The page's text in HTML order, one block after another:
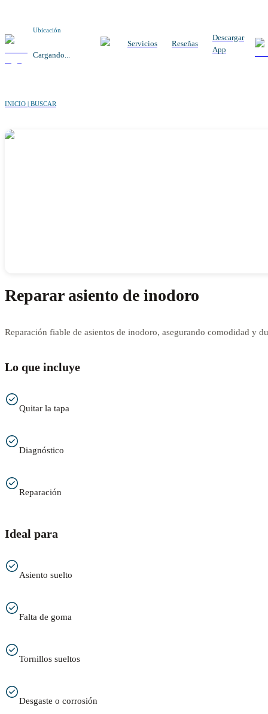
Ubicación
Cargando...
Servicios Reseñas
Descargar
App
INICIO | BUSCAR
Reparar asiento de inodoro
Reparación fiable de asientos de inodoro, asegurando comodidad y
Lo que incluye
Quitar la tapa
Diagnóstico
Reparación
Ideal para
Asiento suelto
Falta de goma
Tornillos sueltos
Desgaste o corrosión